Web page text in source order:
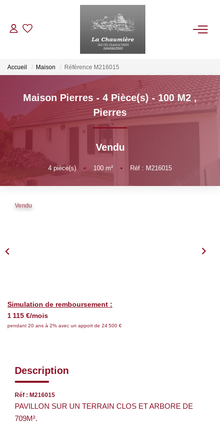
ACHETER
LOUER
ESTIMER
NOS BIENS VENDUS
Accueil Maison Référence M216015
Maison Pierres - 4 Pièce(s) - 100 M2,
Pierres
Vendu
4 pièce(s) • 100 m² • Réf : M216015
Vendu
Simulation de remboursement :
1 115 €/mois
pendant 20 ans à 2% avec un apport de 24 500 €
Description
Réf : M216015
PAVILLON SUR UN TERRAIN CLOS ET ARBORE DE
709M².